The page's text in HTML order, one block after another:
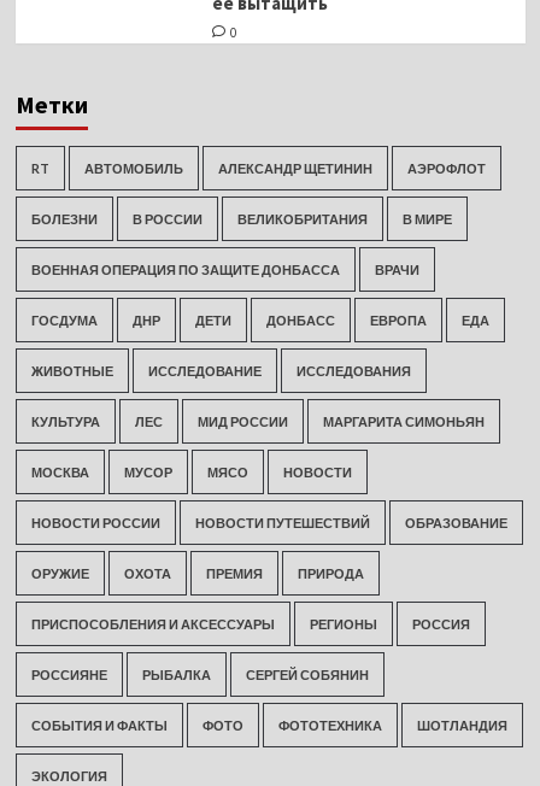
0
Метки
RT АВТОМОБИЛЬ АЛЕКСАНДР ЩЕТИНИН АЭРОФЛОТ
БОЛЕЗНИ В РОССИИ ВЕЛИКОБРИТАНИЯ В МИРЕ
ВОЕННАЯ ОПЕРАЦИЯ ПО ЗАЩИТЕ ДОНБАССА ВРАЧИ
ГОСДУМА ДНР ДЕТИ ДОНБАСС ЕВРОПА ЕДА
ЖИВОТНЫЕ ИССЛЕДОВАНИЕ ИССЛЕДОВАНИЯ
КУЛЬТУРА ЛЕС МИД РОССИИ МАРГАРИТА СИМОНЬЯН
МОСКВА МУСОР МЯСО НОВОСТИ
НОВОСТИ РОССИИ НОВОСТИ ПУТЕШЕСТВИЙ ОБРАЗОВАНИЕ
ОРУЖИЕ ОХОТА ПРЕМИЯ ПРИРОДА
ПРИСПОСОБЛЕНИЯ И АКСЕССУАРЫ РЕГИОНЫ РОССИЯ
РОССИЯНЕ РЫБАЛКА СЕРГЕЙ СОБЯНИН
СОБЫТИЯ И ФАКТЫ ФОТО ФОТОТЕХНИКА ШОТЛАНДИЯ
ЭКОЛОГИЯ